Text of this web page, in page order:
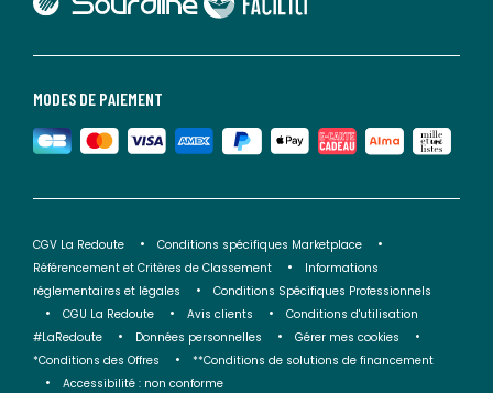
MODES DE PAIEMENT
CGV La Redoute
Conditions spécifiques Marketplace
Référencement et Critères de Classement
Informations
réglementaires et légales
Conditions Spécifiques Professionnels
CGU La Redoute
Avis clients
Conditions d'utilisation
#LaRedoute
Données personnelles
Gérer mes cookies
*Conditions des Offres
**Conditions de solutions de financement
Accessibilité : non conforme